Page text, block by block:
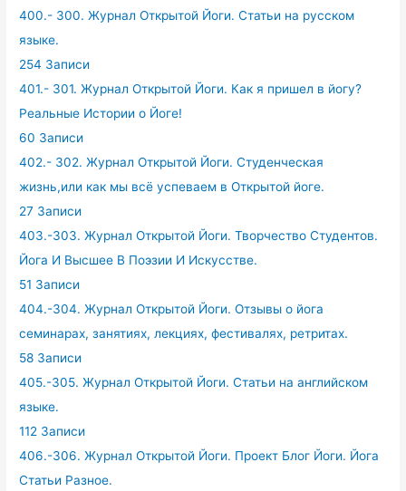
400.- 300. Журнал Открытой Йоги. Статьи на русском
языке.
254 Записи
401.- 301. Журнал Открытой Йоги. Как я пришел в йогу?
Реальные Истории о Йоге!
60 Записи
402.- 302. Журнал Открытой Йоги. Студенческая
жизнь,или как мы всё успеваем в Открытой йоге.
27 Записи
403.-303. Журнал Открытой Йоги. Творчество Студентов.
Йога И Высшее В Поэзии И Искусстве.
51 Записи
404.-304. Журнал Открытой Йоги. Отзывы о йога
семинарах, занятиях, лекциях, фестивалях, ретритах.
58 Записи
405.-305. Журнал Открытой Йоги. Статьи на английском
языке.
112 Записи
406.-306. Журнал Открытой Йоги. Проект Блог Йоги. Йога
Статьи Разное.